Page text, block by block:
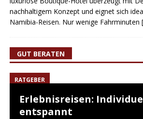
nachhaltigem Konzept und eignet sich
Namibia-Reisen. Nur wenige Fahrminuten
GUT BERATEN
RATGEBER
Erlebnisreisen:
entspannt